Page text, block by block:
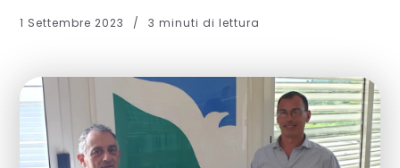
1 Settembre 2023 3 minuti di lettura